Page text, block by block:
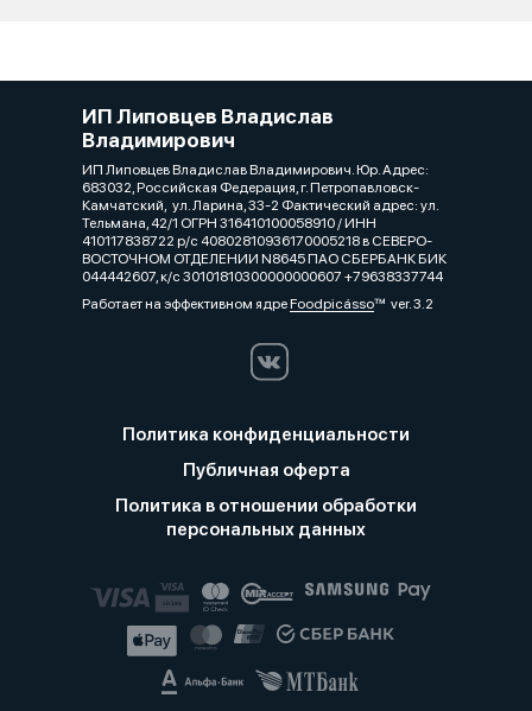
ИП Липовцев Владислав
Владимирович
ИП Липовцев Владислав Владимирович. Юр. Адрес:
683032, Российская Федерация, г. Петропавловск-
Камчатский, ул. Ларина, 33-2 Фактический адрес: ул.
Тельмана, 42/1 ОГРН 316410100058910 / ИНН
410117838722 р/с 40802810936170005218 в СЕВЕРО-
ВОСТОЧНОМ ОТДЕЛЕНИИ N8645 ПАО СБЕРБАНК БИК
044442607, к/с 30101810300000000607 +79638337744
Работает на эффективном ядреFoodpicássover. 3.2
Политика конфиденциальности
Публичная оферта
Политика в отношении обработки
персональных данных